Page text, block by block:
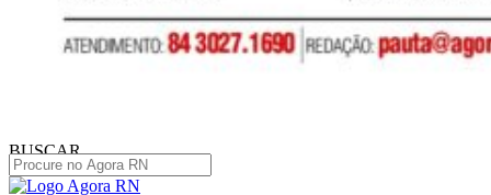
BUSCAR